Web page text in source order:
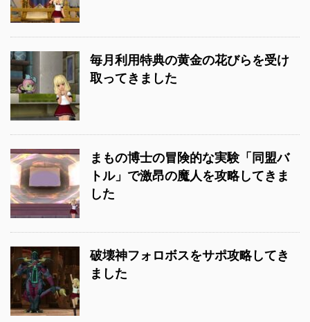
毎月利用特典の黄金の花びらを受け
取ってきました
まもの博士の冒険的な実験「同盟バ
トル」で激昂の魔人を攻略してきま
した
破壊神フォロボスをサポ攻略してき
ました